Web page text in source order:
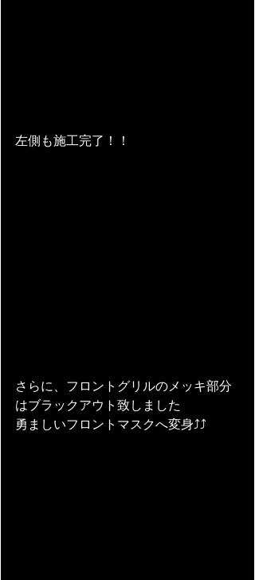
左側も施工完了！！
さらに、フロントグリルのメッキ部分
はブラックアウト致しました
勇ましいフロントマスクへ変身⤴⤴